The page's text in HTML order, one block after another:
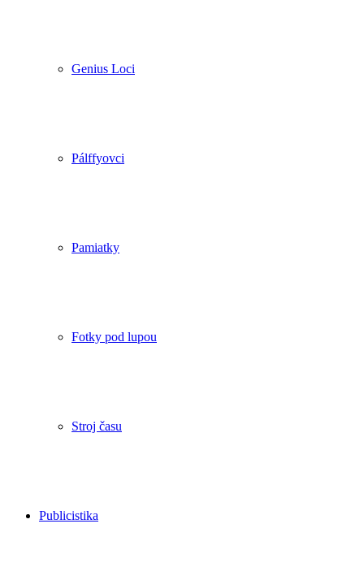
Genius Loci
Pálffyovci
Pamiatky
Fotky pod lupou
Stroj času
Publicistika